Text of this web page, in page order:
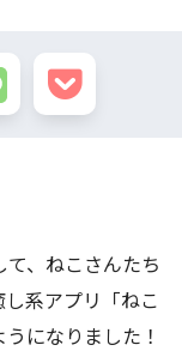
、ねこさんたち
系アプリ「ねこ
になりました！